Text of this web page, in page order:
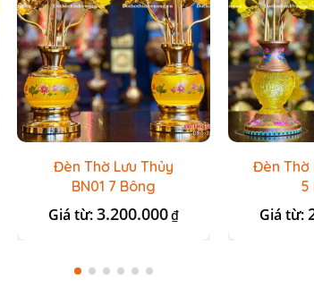
Đèn Thờ Lưu Thủy
BN01 7 Bông
Giá từ:3.200.000₫
Đèn Thờ
5
Giá từ: